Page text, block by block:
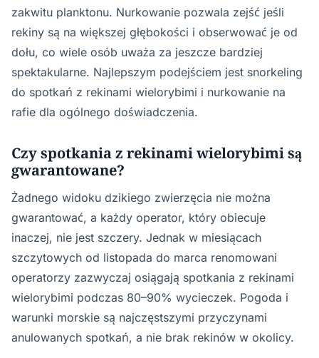
zakwitu planktonu. Nurkowanie pozwala zejść jeśli
rekiny są na większej głębokości i obserwować je od
dołu, co wiele osób uważa za jeszcze bardziej
spektakularne. Najlepszym podejściem jest snorkeling
do spotkań z rekinami wielorybimi i nurkowanie na
rafie dla ogólnego doświadczenia.
Czy spotkania z rekinami wielorybimi są
gwarantowane?
Żadnego widoku dzikiego zwierzęcia nie można
gwarantować, a każdy operator, który obiecuje
inaczej, nie jest szczery. Jednak w miesiącach
szczytowych od listopada do marca renomowani
operatorzy zazwyczaj osiągają spotkania z rekinami
wielorybimi podczas 80–90% wycieczek. Pogoda i
warunki morskie są najczęstszymi przyczynami
anulowanych spotkań, a nie brak rekinów w okolicy.